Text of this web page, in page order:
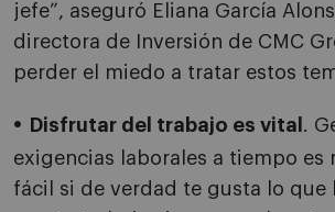
jefe”, aseguró Eliana García
directora de Inversión de CMC
perder el miedo a tratar estos
Disfrutar del trabajo es vital .
exigencias laborales a tiempo es
fácil si de verdad te gusta lo que